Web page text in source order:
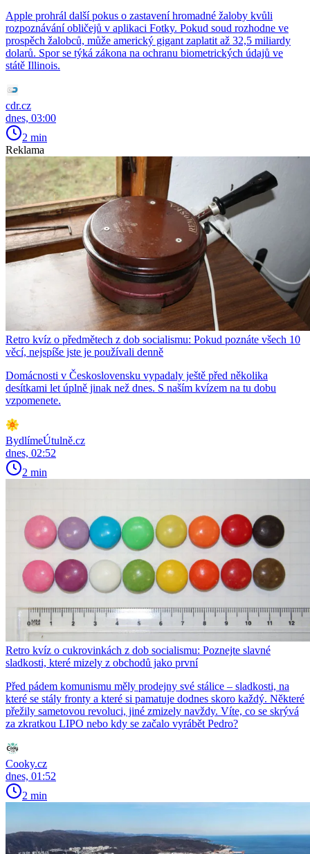
Apple prohrál další pokus o zastavení hromadné žaloby kvůli
rozpoznávání obličejů v aplikaci Fotky. Pokud soud rozhodne ve
prospěch žalobců, může americký gigant zaplatit až 32,5 miliardy
dolarů. Spor se týká zákona na ochranu biometrických údajů ve
státě Illinois.
cdr.cz
dnes, 03:00
2 min
Reklama
Retro kvíz o předmětech z dob socialismu: Pokud poznáte všech 10
věcí, nejspíše jste je používali denně
Domácnosti v Československu vypadaly ještě před několika
desítkami let úplně jinak než dnes. S naším kvízem na tu dobu
vzpomenete.
BydlímeÚtulně.cz
dnes, 02:52
2 min
Retro kvíz o cukrovinkách z dob socialismu: Poznejte slavné
sladkosti, které mizely z obchodů jako první
Před pádem komunismu měly prodejny své stálice – sladkosti, na
které se stály fronty a které si pamatuje dodnes skoro každý. Některé
přežily sametovou revoluci, jiné zmizely navždy. Víte, co se skrývá
za zkratkou LIPO nebo kdy se začalo vyrábět Pedro?
Cooky.cz
dnes, 01:52
2 min